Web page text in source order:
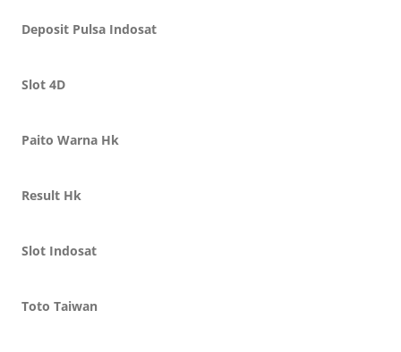
Deposit Pulsa Indosat
Slot 4D
Paito Warna Hk
Result Hk
Slot Indosat
Toto Taiwan